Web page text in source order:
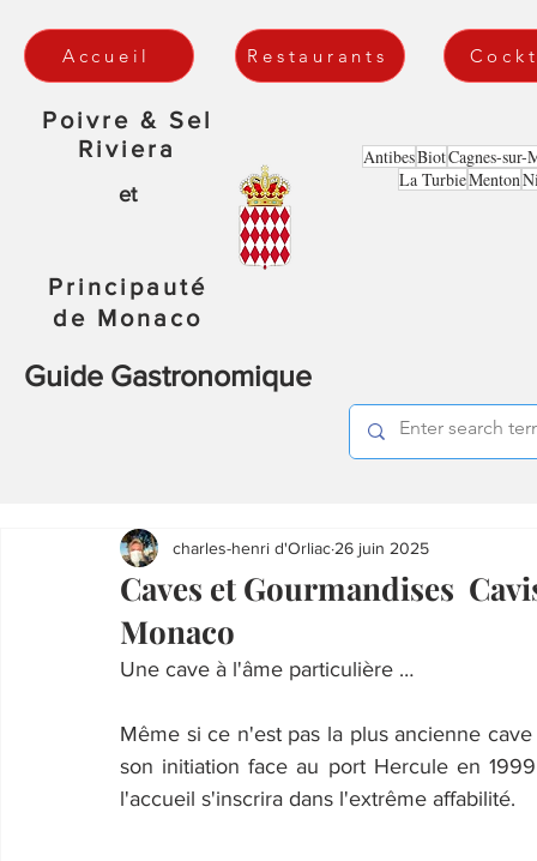
Accueil Restaurants
Poivre & Sel
Riviera
et
Principauté
de Monaco
Guide Gastronomique
AntibesBiotCagnes-sur-
La TurbieMenton
Caves et Gourmandises
Monaco
charles-henri d'Orliac 26 juin 2025
Une cave à l'âme particulière …
Même si ce n'est pas la plus ancienne
son initiation face au port Hercule en
l'accueil s'inscrira dans l'extrême affabilité.